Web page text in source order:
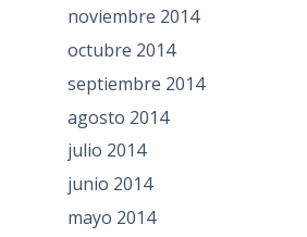
noviembre 2014
octubre 2014
septiembre 2014
agosto 2014
julio 2014
junio 2014
mayo 2014